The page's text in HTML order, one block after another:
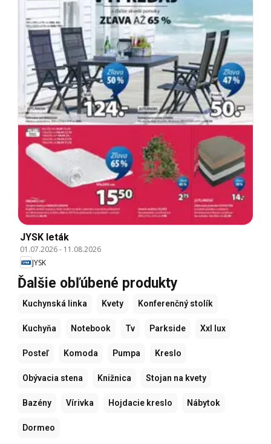
JYSK leták
01.07.2026- 11.08.2026
JYSK
Ďalšie obľúbené produkty
Kuchynská linka Kvety Konferenčný stolík
Kuchyňa Notebook Tv Parkside Xxl lux
Posteľ Komoda Pumpa Kreslo
Obývacia stena Knižnica Stojan na kvety
Bazény Vírivka Hojdacie kreslo Nábytok
Dormeo